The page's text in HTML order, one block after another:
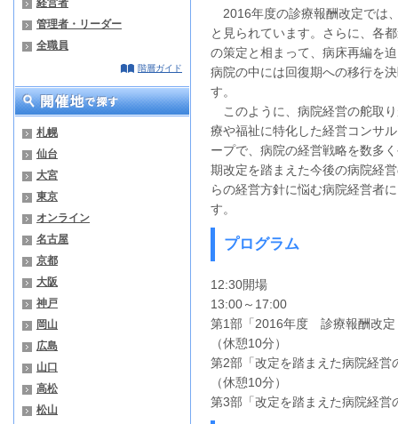
管理者・リーダー
全職員
階層ガイド
札幌
仙台
大宮
東京
オンライン
名古屋
京都
大阪
神戸
岡山
広島
山口
高松
松山
2016年度の診療報酬改定では
と見られています。さらに、各
の策定と相まって、病床再編を
病院の中には回復期への移行を
す。
このように、病院経営の舵取
療や福祉に特化した経営コンサ
ープで、病院の経営戦略を数多
期改定を踏まえた今後の病院経
らの経営方針に悩む病院経営者
す。
プログラム
12:30開場
13:00～17:00
第1部「2016年度 診療報酬
（休憩10分）
第2部「改定を踏まえた病院経
（休憩10分）
第3部「改定を踏まえた病院経